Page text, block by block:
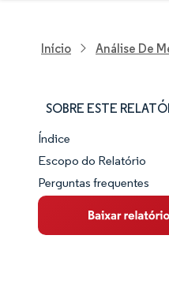
Início Análise De
SOBRE ESTE
Panorama do
Visão Geral do
Principais
Índice
Escopo do Relatório
Perguntas frequentes